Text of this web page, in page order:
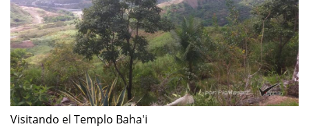
Visitando el Templo Baha'i